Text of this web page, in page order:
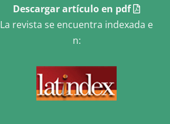
Descargar artículo en pdf
La revista se encuentra indexada e
n: